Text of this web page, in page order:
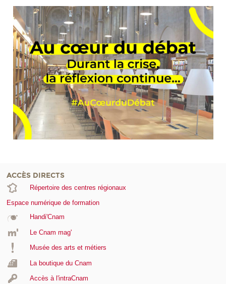
ACCÈS DIRECTS
Répertoire des centres régionaux
Espace numérique de formation
Handi'Cnam
Le Cnam mag'
Musée des arts et métiers
La boutique du Cnam
Accès à l'intraCnam